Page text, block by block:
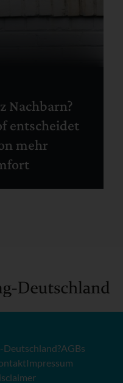
Nachbarn?
entscheidet
mehr
AGBs
Impressum